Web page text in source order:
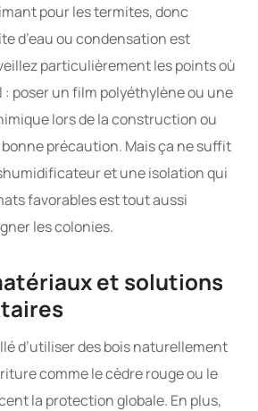
pour les termites, donc
d’eau ou condensation est
particulièrement les points où
: poser un film polyéthylène ou une
lors de la construction ou
précaution. Mais ça ne suffit
et une isolation qui
favorables est tout aussi
les colonies.
et solutions
d’utiliser des bois naturellement
comme le cèdre rouge ou le
la protection globale. En plus,